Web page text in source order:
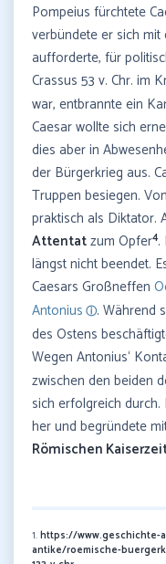
Pompeius fürchtete
verbündete er sich
aufforderte, für
Crassus 53 v. Chr. im
war, entbrannte ein
Caesar wollte sich
dies aber in
der Bürgerkrieg aus.
Truppen besiegen.
praktisch als Diktator.
Attentatzum Opfer4.
längst nicht beendet.
Caesars Großneffen
Antonius
. Während
des Ostens
Wegen Antonius‘
zwischen den beiden
sich erfolgreich
her und begründete
Römischen
1.https://
antike/roemische-